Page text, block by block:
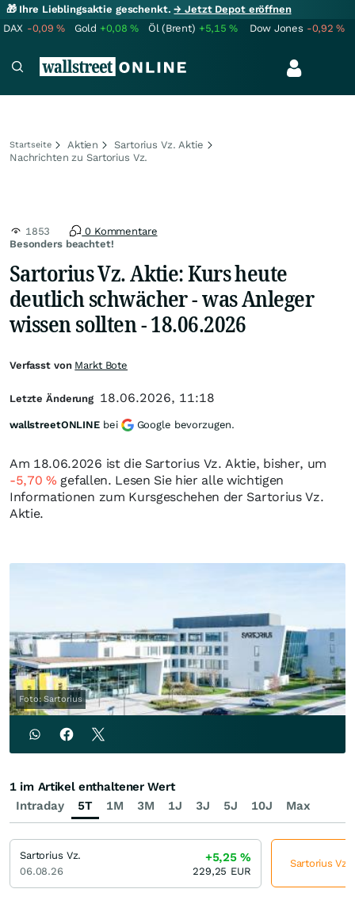
🎁 Ihre Lieblingsaktie geschenkt.→ Jetzt Depot eröffnen
DAX -0,09% Gold +0,08% Öl (Brent) +5,15% Dow Jones -0,92%
Startseite Aktien
Sartorius Vz. Aktie
Nachrichten zu Sartorius Vz.
Besonders beachtet!
1853 0 Kommentare
Sartorius Vz. Aktie: Kurs heute
deutlich schwächer - was Anleger
wissen sollten - 18.06.2026
Am 18.06.2026 ist die Sartorius Vz. Aktie, bisher, um
-5,70% gefallen. Lesen Sie hier alle wichtigen
Informationen zum Kursgeschehen der Sartorius Vz.
Aktie.
Foto: Sartorius
Verfasst von Markt Bote
Letzte Änderung 18.06.2026, 11:18
wallstreetONLINE bei Google bevorzugen.
Intraday 5T 1M 3M 1J 3J 5J 10J Max
1 im Artikel enthaltener Wert
Sartorius Vz.
06.08.26
+5,25%
229,25 EUR
Sartorius Vz.